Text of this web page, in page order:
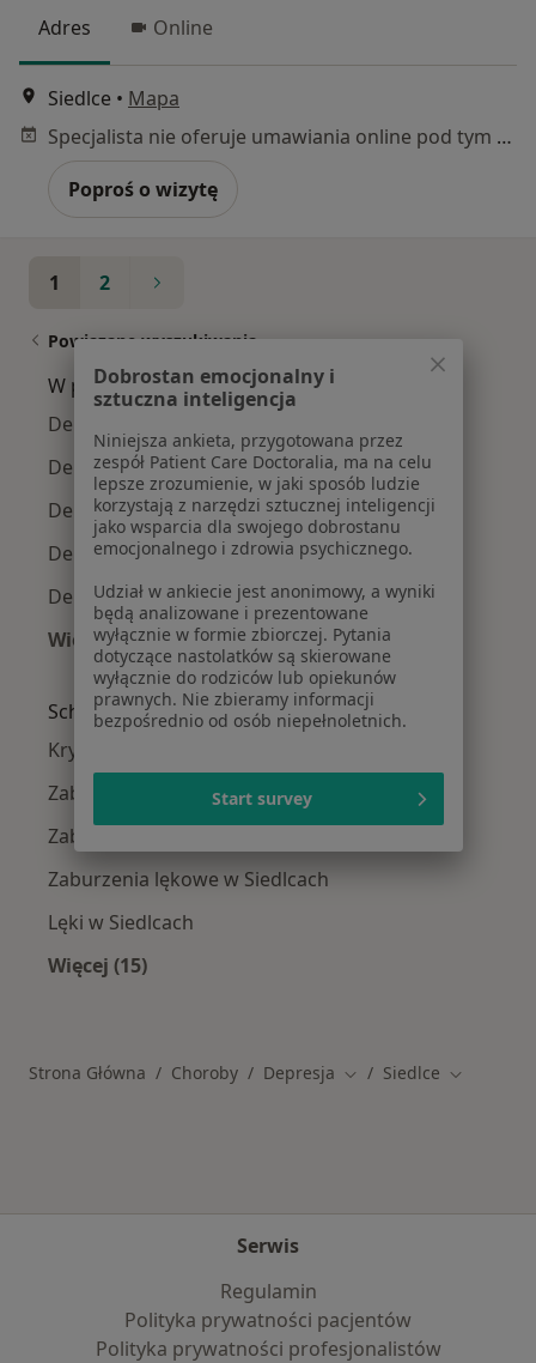
Adres Online
Siedlce • Mapa
Specjalista nie oferuje umawiania online pod tym adresem.
Poproś o wizytę
1 2
Powiązane wyszukiwania
W pobliżu Siedlec
Depresja w Mińsku Mazowieckim
Depresja w Węgrowie
Depresja w Radzyniu Podlaskim
Depresja w Łukowie
Depresja w Legionowie
Więcej (2)
Więcej w kategorii: W pobliżu Siedlec
Schorzenia w Siedlcach
Kryzys emocjonalny w Siedlcach
Zaburzenia nastroju w Siedlcach
Zaburzenia emocjonalne w Siedlcach
Zaburzenia lękowe w Siedlcach
Lęki w Siedlcach
Więcej (15)
Strona Główna Choroby Depresja Zmień miasto
Siedlce Zmień
Serwis
Regulamin
Polityka prywatności pacjentów
Polityka prywatności profesjonalistów
Dobrostan emocjonalny i
sztuczna inteligencja
Niniejsza ankieta, przygotowana przez
zespół Patient Care Doctoralia, ma na celu
lepsze zrozumienie, w jaki sposób ludzie
korzystają z narzędzi sztucznej inteligencji
jako wsparcia dla swojego dobrostanu
emocjonalnego i zdrowia psychicznego.
Udział w ankiecie jest anonimowy, a wyniki
będą analizowane i prezentowane
wyłącznie w formie zbiorczej. Pytania
dotyczące nastolatków są skierowane
wyłącznie do rodziców lub opiekunów
prawnych. Nie zbieramy informacji
bezpośrednio od osób niepełnoletnich.
Start survey